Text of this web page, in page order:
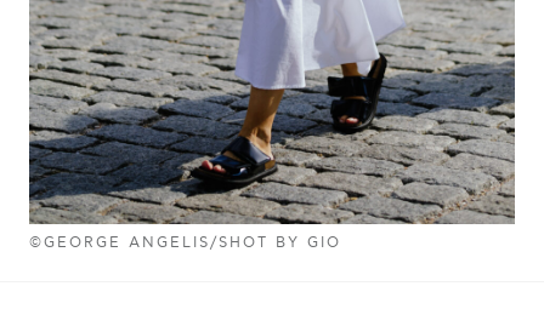
©GEORGE ANGELIS/SHOT BY GIO